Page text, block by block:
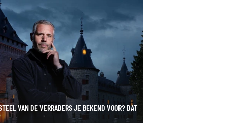
VAN DE VERRADERS JE BEKEND VOOR? DAT